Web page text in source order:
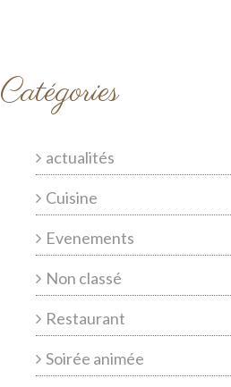
Catégories
actualités
Cuisine
Evenements
Non classé
Restaurant
Soirée animée